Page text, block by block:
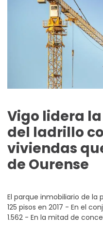
Vigo lidera
del ladrillo
viviendas
de Ourense
El parque inmobiliario de la
125 pisos en 2017 - En el
1.562 - En la mitad de